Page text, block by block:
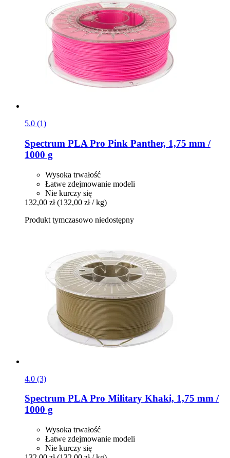
5.0 (1)
Spectrum PLA Pro Pink Panther, 1,75 mm /
1000 g
Wysoka trwałość
Łatwe zdejmowanie modeli
Nie kurczy się
132,00 zł (132,00 zł / kg)
Produkt tymczasowo niedostępny
4.0 (3)
Spectrum PLA Pro Military Khaki, 1,75 mm /
1000 g
Wysoka trwałość
Łatwe zdejmowanie modeli
Nie kurczy się